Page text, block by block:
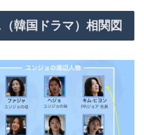
韓国ドラマ）相関図